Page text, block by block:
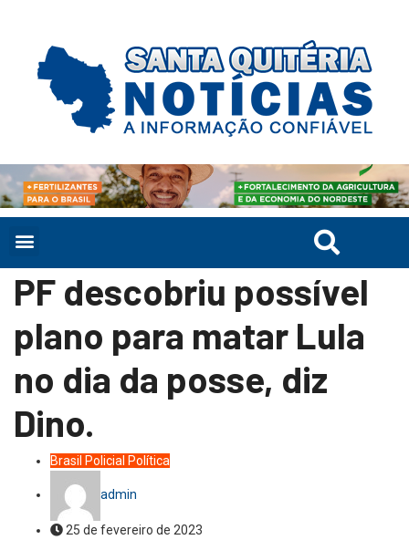
PF descobriu possível
plano para matar Lula
no dia da posse, diz
Dino.
Brasil Policial Política
admin
25 de fevereiro de 2023